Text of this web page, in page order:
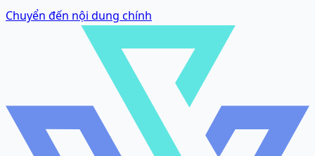
Chuyển đến nội dung chính